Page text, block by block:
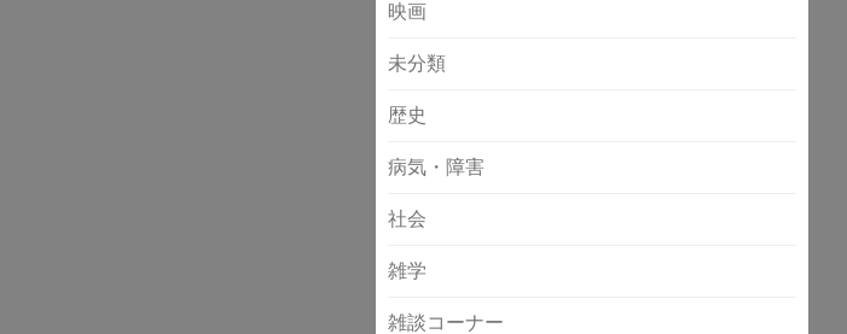
映画
未分類
歴史
病気・障害
社会
雑学
雑談コーナー